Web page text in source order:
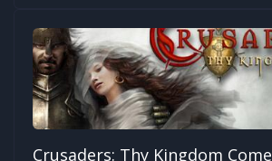
Crusaders: Thy Kingdom Come